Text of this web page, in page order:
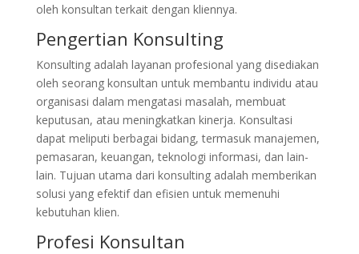
oleh konsultan terkait dengan kliennya.
Pengertian Konsulting
Konsulting adalah layanan profesional yang disediakan
oleh seorang konsultan untuk membantu individu atau
organisasi dalam mengatasi masalah, membuat
keputusan, atau meningkatkan kinerja. Konsultasi
dapat meliputi berbagai bidang, termasuk manajemen,
pemasaran, keuangan, teknologi informasi, dan lain-
lain. Tujuan utama dari konsulting adalah memberikan
solusi yang efektif dan efisien untuk memenuhi
kebutuhan klien.
Profesi Konsultan